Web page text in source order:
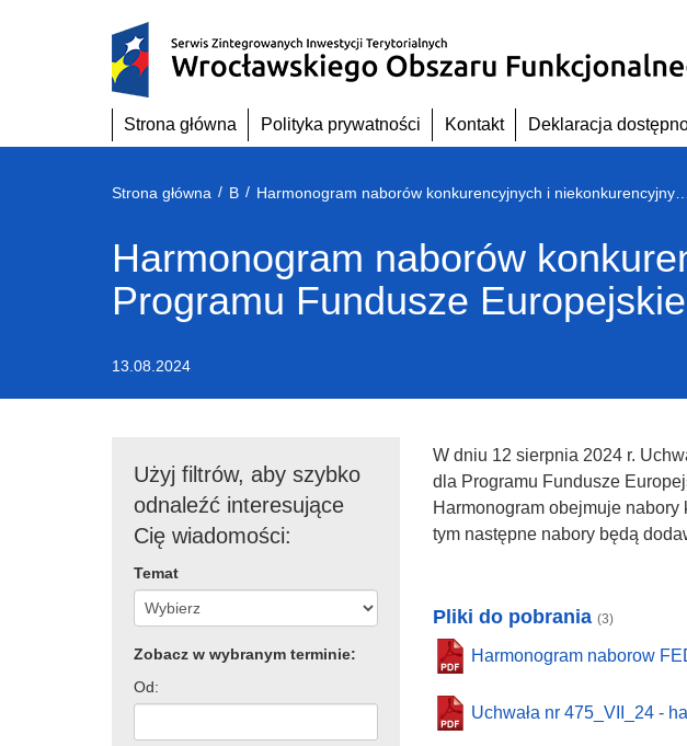
Strona główna Polityka prywatności Kontakt Deklaracja
Strona główna / B /
Harmonogram naborów
Programu Fundusze
13.08.2024
Użyj filtrów, aby szybko
odnaleźć interesujące
Cię wiadomości:
Temat
Zobacz w wybranym terminie:
Od:
W dniu 12 sierpnia 2024 r.
dla Programu Fundusze
Harmonogram obejmuje
tym następne nabory będą
Pliki do pobrania (3)
Harmonogram naborow
Uchwała nr 475_VII_24 -